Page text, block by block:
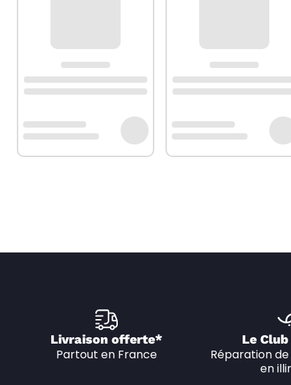
2 x meuble TV : 100 x 30 x 30 cm (L x l x H)
Livraison offerte*
Partout en France
Le
Réparation
en